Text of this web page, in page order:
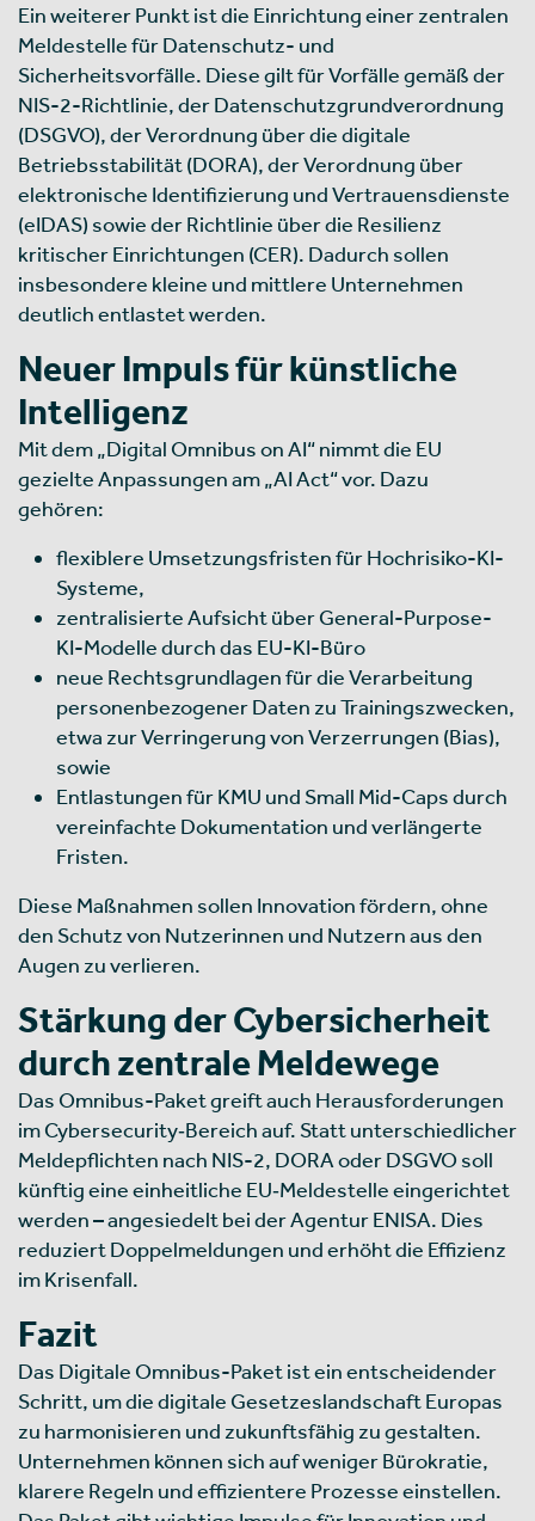
Ein weiterer Punkt ist die Einrichtung einer zentralen
Meldestelle für Datenschutz- und
Sicherheitsvorfälle. Diese gilt für Vorfälle gemäß der
NIS-2-Richtlinie, der Datenschutzgrundverordnung
(DSGVO), der Verordnung über die digitale
Betriebsstabilität (DORA), der Verordnung über
elektronische Identifizierung und Vertrauensdienste
(eIDAS) sowie der Richtlinie über die Resilienz
kritischer Einrichtungen (CER). Dadurch sollen
insbesondere kleine und mittlere Unternehmen
deutlich entlastet werden.
Neuer Impuls für künstliche
Intelligenz
Mit dem „Digital Omnibus on AI“ nimmt die EU
gezielte Anpassungen am „AI Act“ vor. Dazu
gehören:
flexiblere Umsetzungsfristen für Hochrisiko-KI-
Systeme,
zentralisierte Aufsicht über General-Purpose-
KI-Modelle durch das EU-KI-Büro
neue Rechtsgrundlagen für die Verarbeitung
personenbezogener Daten zu Trainingszwecken,
etwa zur Verringerung von Verzerrungen (Bias),
sowie
Entlastungen für KMU und Small Mid-Caps durch
vereinfachte Dokumentation und verlängerte
Fristen.
Diese Maßnahmen sollen Innovation fördern, ohne
den Schutz von Nutzerinnen und Nutzern aus den
Augen zu verlieren.
Stärkung der Cybersicherheit
durch zentrale Meldewege
Das Omnibus-Paket greift auch Herausforderungen
im Cybersecurity‑Bereich auf. Statt unterschiedlicher
Meldepflichten nach NIS-2, DORA oder DSGVO soll
künftig eine einheitliche EU‑Meldestelle eingerichtet
werden – angesiedelt bei der Agentur ENISA. Dies
reduziert Doppelmeldungen und erhöht die Effizienz
im Krisenfall.
Fazit
Das Digitale Omnibus-Paket ist ein entscheidender
Schritt, um die digitale Gesetzeslandschaft Europas
zu harmonisieren und zukunftsfähig zu gestalten.
Unternehmen können sich auf weniger Bürokratie,
klarere Regeln und effizientere Prozesse einstellen.